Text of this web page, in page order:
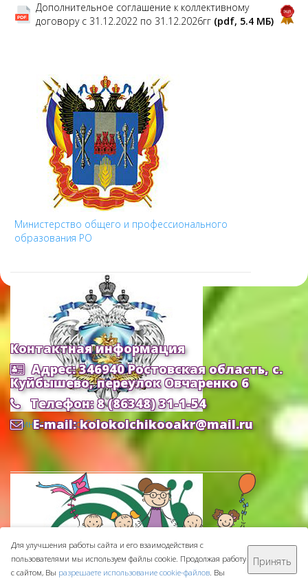
Дополнительное соглашение к коллективному
договору с 31.12.2022 по 31.12.2026гг (pdf, 5.4 MБ)
Министерство общего и профессионального
образования РО
Министерство Образования и Науки РФ
Контактная информация
Адрес: 346940 Ростовская область, с.
Куйбышево, переулок Овчаренко 6
Телефон: 8 (86348) 31-1-54
E-mail: kolokolchikooakr@mail.ru
МБДОУ ДС "Колокольчик" © 2016-2026
Для улучшения работы сайта и его взаимодействия с
пользователями мы используем файлы cookie. Продолжая работу
с сайтом, Вы разрешаете использование cookie-файлов. Вы
Принять